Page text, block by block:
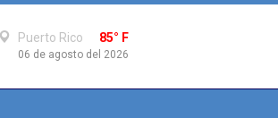
Puerto Rico 85° F
06 de agosto del 2026